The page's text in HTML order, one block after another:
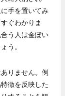
手を置いてみ
ぐわかりま
う人は金ぽい
う。
りません。例
徴を反映した